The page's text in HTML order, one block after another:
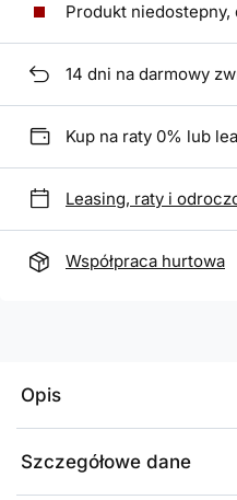
Produkt
14 dni na darmowy
Kup na raty 0% lub
Leasing, raty i
Współpraca hurtowa
Opis
Szczegółowe dane